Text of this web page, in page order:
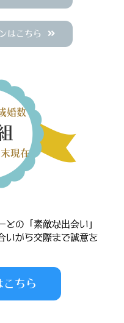
はこちら
婚数
現在
との「素敵な出会い」
いから交際まで誠意を
こちら